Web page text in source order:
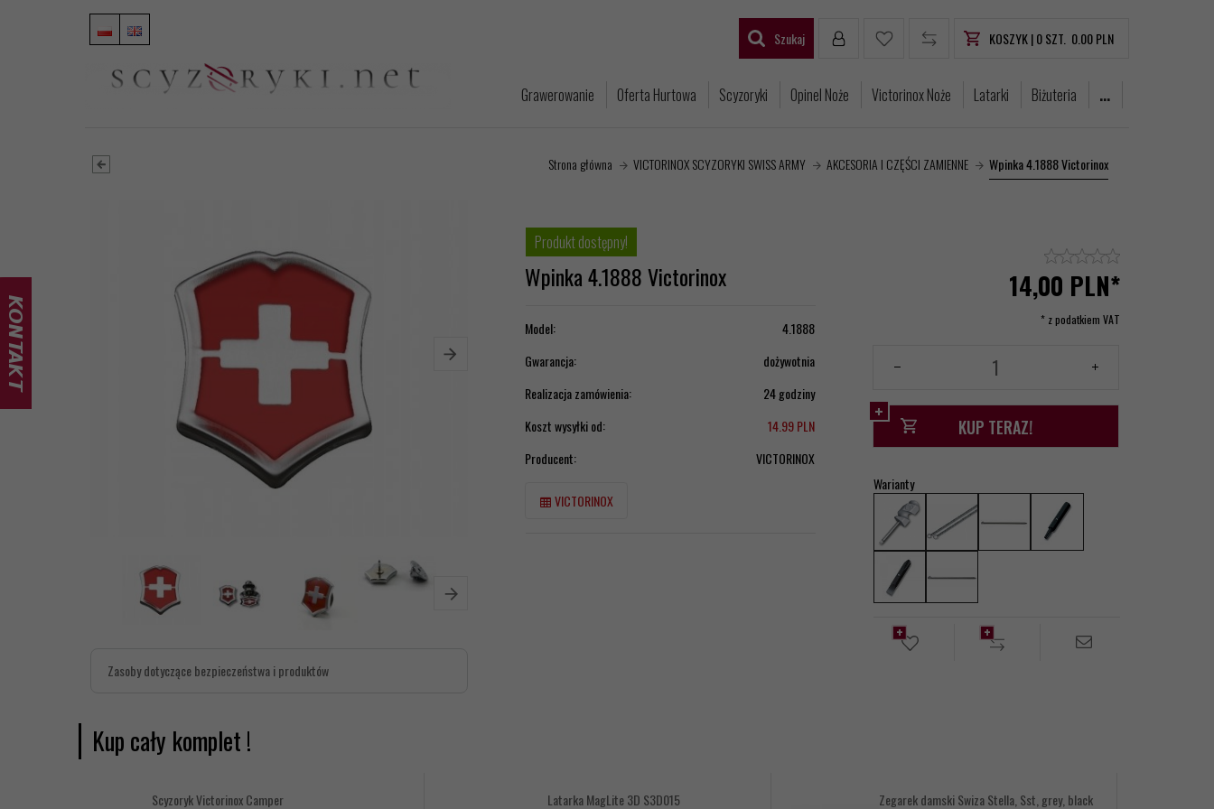
Szukaj KOSZYK |0SZT. 0.00PLN
Grawerowanie Oferta Hurtowa Scyzoryki Opinel Noże Victorinox Noże Latarki Biżuteria ...
Strona główna VICTORINOX SCYZORYKI SWISS ARMY AKCESORIA I CZĘŚCI ZAMIENNE Wpinka 4.1888 Victorinox
Zasoby dotyczące bezpieczeństwa i produktów
Produkt dostępny!
Wpinka 4.1888 Victorinox
Model:
4.1888
Gwarancja:
dożywotnia
Realizacja zamówienia:
24 godziny
Koszt wysyłki od:
14.99 PLN
Producent:
VICTORINOX
VICTORINOX
14,00 PLN*
* z podatkiem VAT
KUP TERAZ!
Warianty
Kup cały komplet !
Scyzoryk Victorinox Camper
Latarka MagLite 3D S3D015
Zegarek damski Swiza Stella, Sst, grey, black